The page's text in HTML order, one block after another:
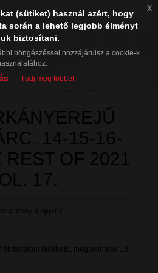
14-15-16-
REST OF 2021
17.
alapján):
tartalom található, megtekintése 18
(sütiket) használ azért, hogy
során a lehető legjobb élményt
biztosítani.
böngészéssel hozzájárulsz a cookie-k
Tudj meg többet
x